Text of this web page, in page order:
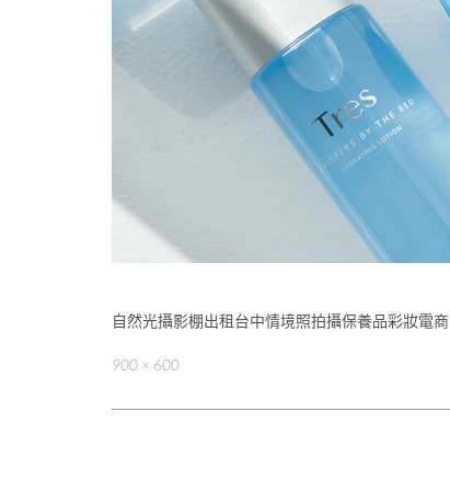
自然光攝影棚出租台中情境照拍攝保養品彩妝電商
Full
900 × 600